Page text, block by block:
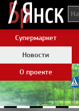
Супермаркет
Новости
О проекте